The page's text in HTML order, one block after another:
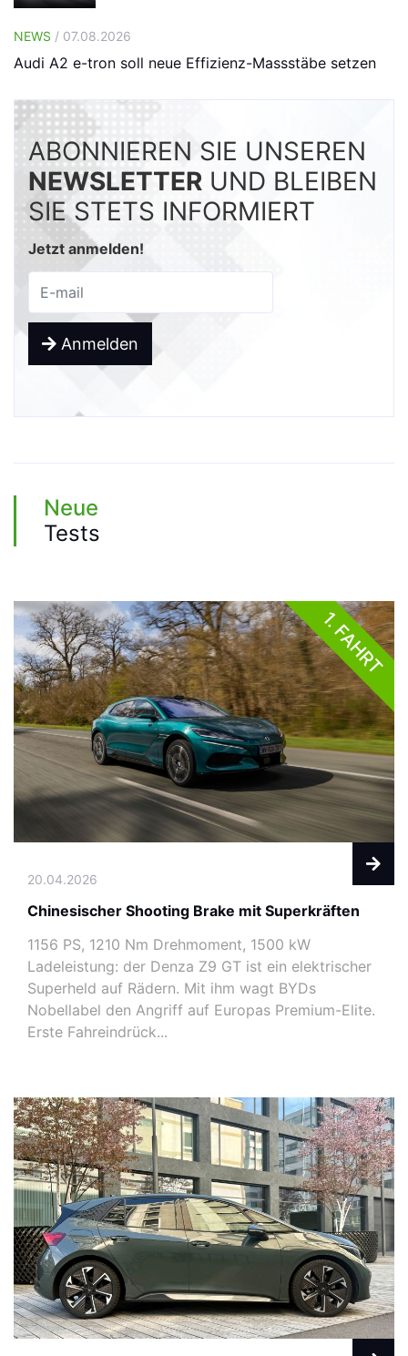
NEWS / 07.08.2026
Audi A2 e-tron soll neue Effizienz-Massstäbe setzen
ABONNIEREN SIE UNSEREN
NEWSLETTER UND BLEIBEN
SIE STETS INFORMIERT
Jetzt anmelden!
Anmelden
Neue
Tests
1. FAHRT
20.04.2026
Chinesischer Shooting Brake mit Superkräften
1156 PS, 1210 Nm Drehmoment, 1500 kW
Ladeleistung: der Denza Z9 GT ist ein elektrischer
Superheld auf Rädern. Mit ihm wagt BYDs
Nobellabel den Angriff auf Europas Premium-Elite.
Erste Fahreindrück...